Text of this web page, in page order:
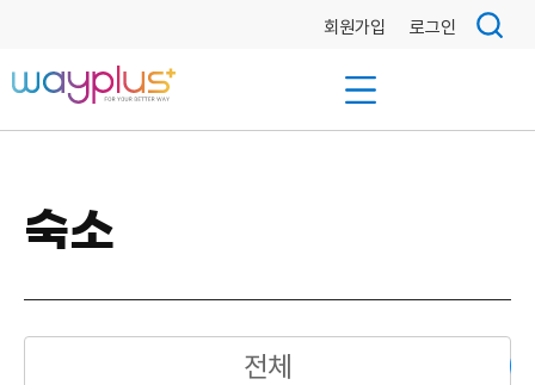
회원가입 로그인
숙소
전체